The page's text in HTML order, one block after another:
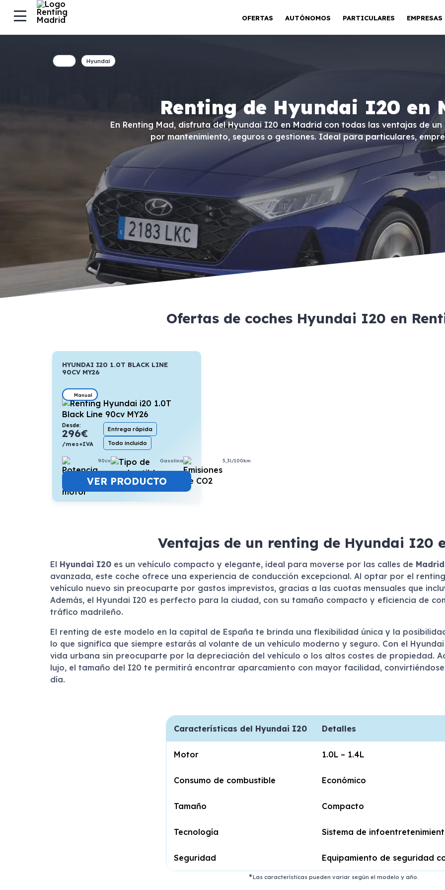
OFERTAS AUTÓNOMOS PARTICULARES EMPRESAS
Renting de Hyundai I20 en
En Renting Mad, disfruta del Hyundai I20 en Madrid con todas las ventajas de
por mantenimiento, seguros o gestiones. Ideal para particulares,
Hyundai
Ofertas de coches Hyundai I20 en
HYUNDAI I20 1.0T BLACK LINE
90CV MY26
Manual
Desde:
296€
/mes+IVA
Entrega rápida
Todo incluido
90cv Gasolina 5,3l/100km
VER PRODUCTO
Ventajas de un renting de Hyundai I20
El Hyundai I20es un vehículo compacto y elegante, ideal para moverse por las calles de Madrid
avanzada, este coche ofrece una experiencia de conducción excepcional. Al optar por el
vehículo nuevo sin preocuparte por gastos imprevistos, gracias a las cuotas mensuales que
Además, el Hyundai I20 es perfecto para la ciudad, con su tamaño compacto y eficiencia de
tráfico madrileño.
El renting de este modelo en la capital de España te brinda una flexibilidad única y la
lo que significa que siempre estarás al volante de un vehículo moderno y seguro. Con el
vida urbana sin preocuparte por la depreciación del vehículo o los altos costes de propiedad.
lujo, el tamaño del I20 te permitirá encontrar aparcamiento con mayor facilidad,
día.
Características del Hyundai I20 Detalles
Motor 1.0L – 1.4L
Consumo de combustible Económico
Tamaño Compacto
Tecnología Sistema de
Seguridad Equipamiento de seguridad
Las características pueden variar según el modelo y año.